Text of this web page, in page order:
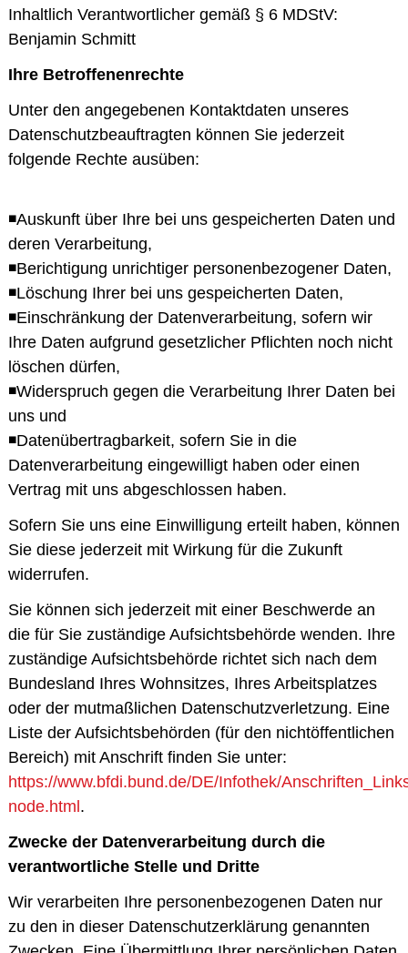
Inhaltlich Verantwortlicher gemäß § 6 MDStV:
Benjamin Schmitt
Ihre Betroffenenrechte
Unter den angegebenen Kontaktdaten unseres
Datenschutzbeauftragten können Sie jederzeit
folgende Rechte ausüben:
◾Auskunft über Ihre bei uns gespeicherten Daten und
deren Verarbeitung,
◾Berichtigung unrichtiger personenbezogener Daten,
◾Löschung Ihrer bei uns gespeicherten Daten,
◾Einschränkung der Datenverarbeitung, sofern wir
Ihre Daten aufgrund gesetzlicher Pflichten noch nicht
löschen dürfen,
◾Widerspruch gegen die Verarbeitung Ihrer Daten bei
uns und
◾Datenübertragbarkeit, sofern Sie in die
Datenverarbeitung eingewilligt haben oder einen
Vertrag mit uns abgeschlossen haben.
Sofern Sie uns eine Einwilligung erteilt haben, können
Sie diese jederzeit mit Wirkung für die Zukunft
widerrufen.
Sie können sich jederzeit mit einer Beschwerde an
die für Sie zuständige Aufsichtsbehörde wenden. Ihre
zuständige Aufsichtsbehörde richtet sich nach dem
Bundesland Ihres Wohnsitzes, Ihres Arbeitsplatzes
oder der mutmaßlichen Datenschutzverletzung. Eine
Liste der Aufsichtsbehörden (für den nichtöffentlichen
Bereich) mit Anschrift finden Sie unter:
https://www.bfdi.bund.de/DE/Infothek/
node.html.
Zwecke der Datenverarbeitung durch die
verantwortliche Stelle und Dritte
Wir verarbeiten Ihre personenbezogenen Daten nur
zu den in dieser Datenschutzerklärung genannten